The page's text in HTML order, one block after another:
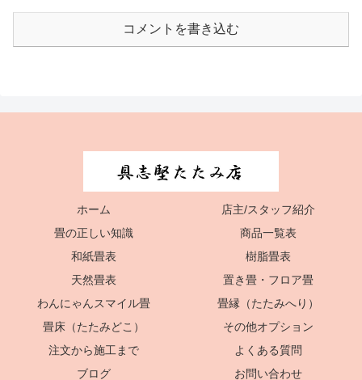
コメントを書き込む
ホーム
店主/スタッフ紹介
畳の正しい知識
商品一覧表
和紙畳表
樹脂畳表
天然畳表
置き畳・フロア畳
わんにゃんスマイル畳
畳縁（たたみへり）
畳床（たたみどこ）
その他オプション
注文から施工まで
よくある質問
ブログ
お問い合わせ